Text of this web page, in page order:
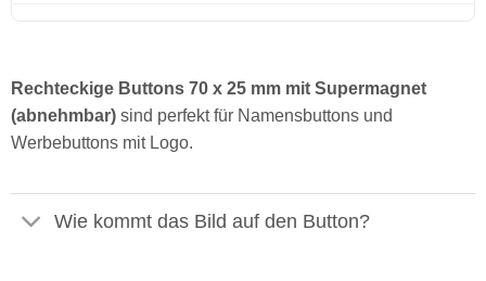
Rechteckige Buttons 70 x 25 mm mit Supermagnet
(abnehmbar)sind perfekt für Namensbuttons und
Werbebuttons mit Logo.
Wie kommt das Bild auf den Button?